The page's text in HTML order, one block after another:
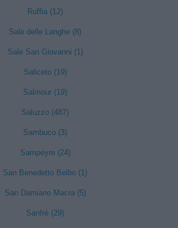
Ruffia (12)
Sale delle Langhe (8)
Sale San Giovanni (1)
Saliceto (19)
Salmour (19)
Saluzzo (487)
Sambuco (3)
Sampeyre (24)
San Benedetto Belbo (1)
San Damiano Macra (5)
Sanfrè (29)